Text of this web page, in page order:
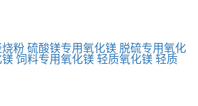
烧粉 硫酸镁专用氧化镁 脱硫专用氧化
镁 饲料专用氧化镁 轻质氧化镁 轻质